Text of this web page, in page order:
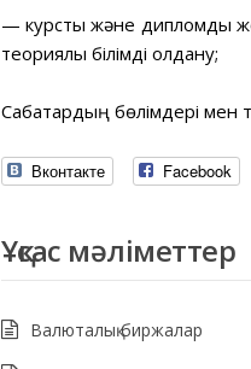
— курстық және дипломдық
теориялық білімді қолдану;
Сабақтардың бөлімдері
Вконтакте Facebook
Ұқсас мәліметтер
Валюталық биржалар